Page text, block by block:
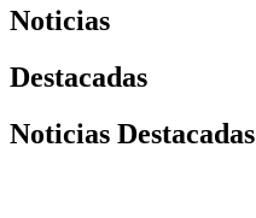
Noticias
Destacadas
Noticias Destacadas